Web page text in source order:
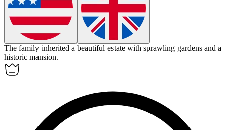
The family inherited a beautiful estate with sprawling gardens and a
historic mansion.